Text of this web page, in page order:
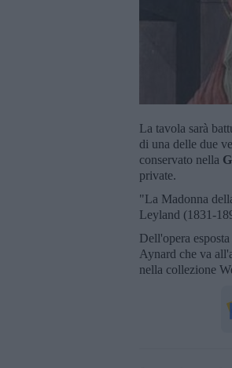
La tavola sarà
di una delle due
conservato nella
private.
"La Madonna
Leyland (1831-
Dell'opera
Aynard che va
nella collezione